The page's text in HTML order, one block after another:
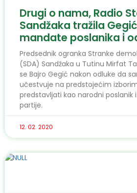
Drugi o nama, Radio
Sandžaka tražila
mandate poslanika i
Predsednik ogranka Stranke
(SDA) Sandžaka u Tutinu Mirfat
se Bajro Gegić nakon odluke da
učestvuje na predstojećim
predstavljati kao narodni poslanik
partije.
12. 02. 2020